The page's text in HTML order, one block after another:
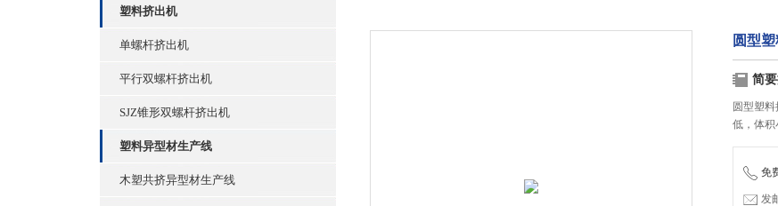
塑料挤出机
单螺杆挤出机
平行双螺杆挤出机
SJZ锥形双螺杆挤出机
塑料异型材生产线
木塑共挤异型材生产线
圆型
简要
圆型塑
低，体积
免
发